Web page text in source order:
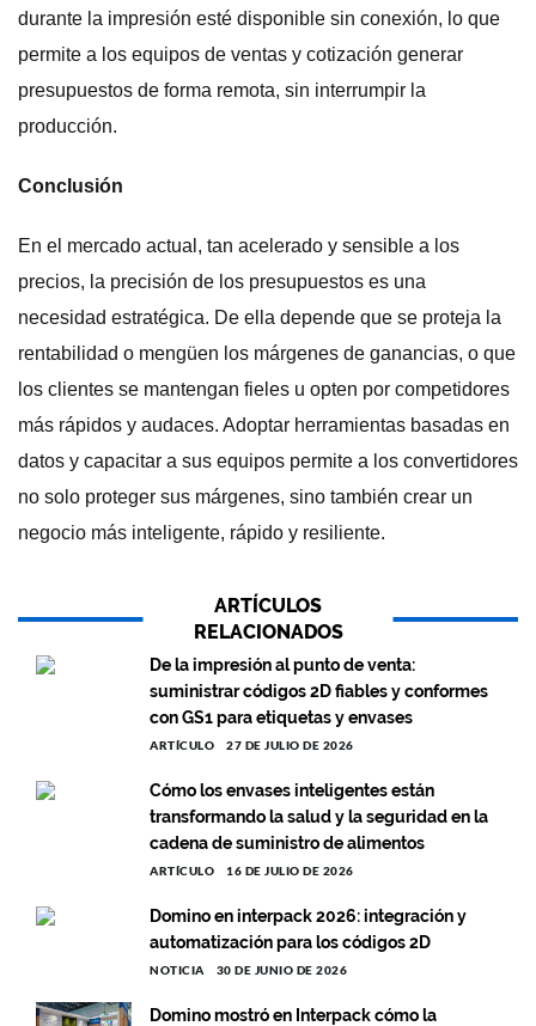
durante la impresión esté disponible sin conexión, lo que
permite a los equipos de ventas y cotización generar
presupuestos de forma remota, sin interrumpir la
producción.
Conclusión
En el mercado actual, tan acelerado y sensible a los
precios, la precisión de los presupuestos es una
necesidad estratégica. De ella depende que se proteja la
rentabilidad o mengüen los márgenes de ganancias, o que
los clientes se mantengan fieles u opten por competidores
más rápidos y audaces. Adoptar herramientas basadas en
datos y capacitar a sus equipos permite a los convertidores
no solo proteger sus márgenes, sino también crear un
negocio más inteligente, rápido y resiliente.
ARTÍCULOS
RELACIONADOS
De la impresión al punto de venta:
suministrar códigos 2D fiables y conformes
con GS1 para etiquetas y envases
ARTÍCULO 27 DE JULIO DE 2026
Cómo los envases inteligentes están
transformando la salud y la seguridad en la
cadena de suministro de alimentos
ARTÍCULO 16 DE JULIO DE 2026
Domino en interpack 2026: integración y
automatización para los códigos 2D
NOTICIA 30 DE JUNIO DE 2026
Domino mostró en Interpack cómo la